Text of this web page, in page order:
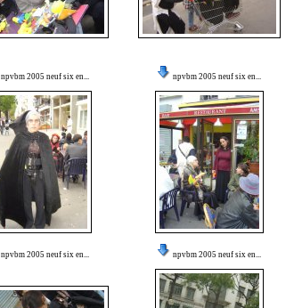
npvbm 2005 neuf six en... npvbm 2005 neuf six en...
npvbm 2005 neuf six en... npvbm 2005 neuf six en...